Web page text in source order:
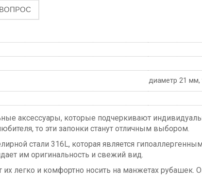
диаметр 21
аксессуары, которые подчеркивают
то эти запонки станут отличным выбором.
стали 316L, которая является
им оригинальность и свежий вид.
их легко и комфортно носить на манжетах рубашек.